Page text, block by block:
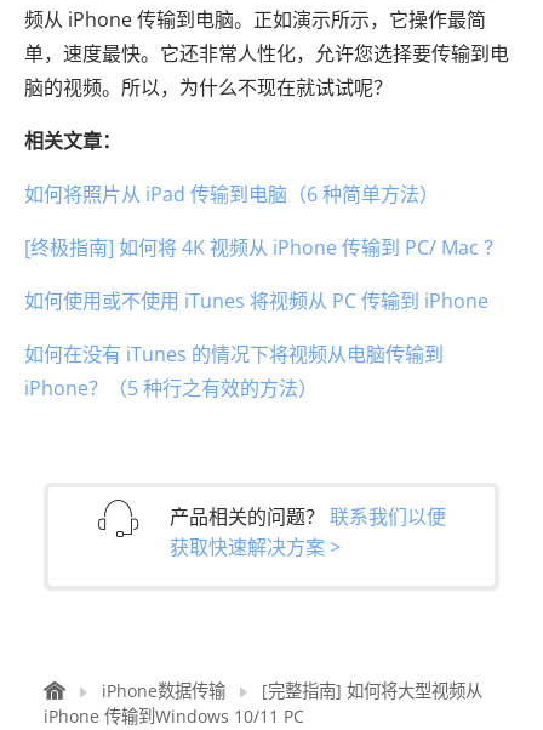
频从 iPhone 传输到电脑。正如演示所示，它操作最简
单，速度最快。它还非常人性化，允许您选择要传输到电
脑的视频。所以，为什么不现在就试试呢？
相关文章：
如何将照片从 iPad 传输到电脑（6 种简单方法）
[终极指南] 如何将 4K 视频从 iPhone 传输到 PC/ Mac ？
如何使用或不使用 iTunes 将视频从 PC 传输到 iPhone
如何在没有 iTunes 的情况下将视频从电脑传输到
iPhone？（5 种行之有效的方法）
产品相关的问题？ 联系我们以便
获取快速解决方案 >
iPhone数据传输
[完整指南] 如何将大型视频从
iPhone 传输到Windows 10/11 PC